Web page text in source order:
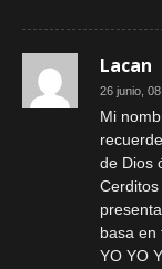
Lacan
26 junio,
Mi
de Dios
basa en
YO YO